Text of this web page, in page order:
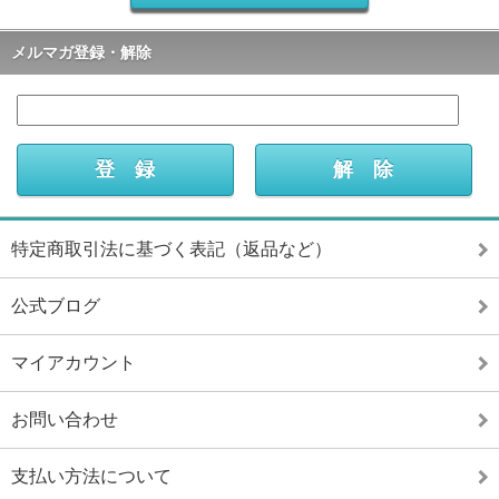
メルマガ登録・解除
特定商取引法に基づく表記（返品など）
公式ブログ
マイアカウント
お問い合わせ
支払い方法について